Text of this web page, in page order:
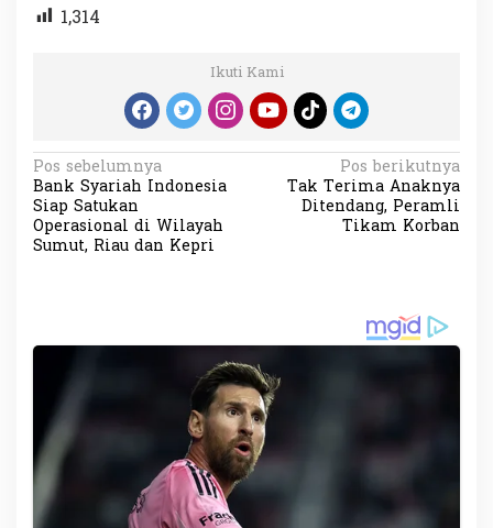
1,314
Ikuti Kami
N
a
v
s
p
o
s
Pos sebelumnya
Bank Syariah Indonesia
Siap Satukan
Operasional di Wilayah
Sumut, Riau dan Kepri
Pos berikutnya
Tak Terima Anaknya
Ditendang, Peramli
Tikam Korban